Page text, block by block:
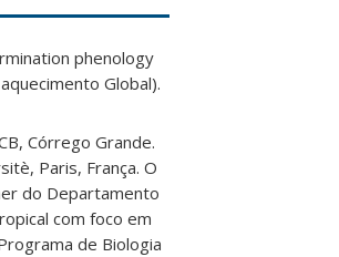
phenology
Global).
Córrego Grande.
Paris, França. O
do Departamento
com foco em
de Biologia